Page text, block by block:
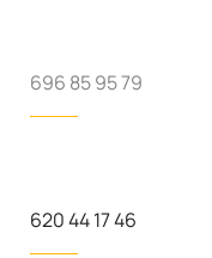
696 85 95 79
620 44 17 46